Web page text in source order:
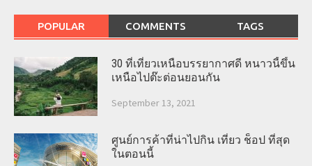
POPULAR COMMENTS TAGS
30 ที่เที่ยวเหนือบรรยากาศดี หนาวนี้ขึ้น
เหนือไปต๊ะต่อนยอนกัน
September 13, 2021
ศูนย์การค้าที่น่าไปกิน เที่ยว ช็อป ที่สุด
ในตอนนี้